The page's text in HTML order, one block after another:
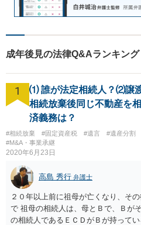
成年後見の法律Q&Aランキング
1
⑴ 誰が法定相続人？⑵譲
相続放棄後同じ不動産を
済義務は？
#相続放棄 #固定資産税 #遺言 #遺産分割
#M&A・事業承継
2020年6月23日
高島 秀行 弁護士
２０年以上前に祖母が亡くなり、そ
で 祖母の相続人は、母とＢで、Ｂが
の相続人であるＥＣＤがＢが持って